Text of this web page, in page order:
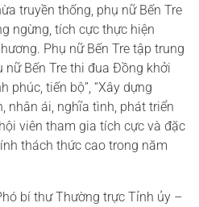
truyền thống, phụ nữ Bến Tre
ngừng, tích cực thực hiện
Phụ nữ Bến Tre tập trung
nữ Bến Tre thi đua Đồng khởi
phúc, tiến bộ”, “Xây dựng
nhân ái, nghĩa tình, phát triển
viên tham gia tích cực và đặc
thách thức cao trong năm
bí thư Thường trực Tỉnh ủy –